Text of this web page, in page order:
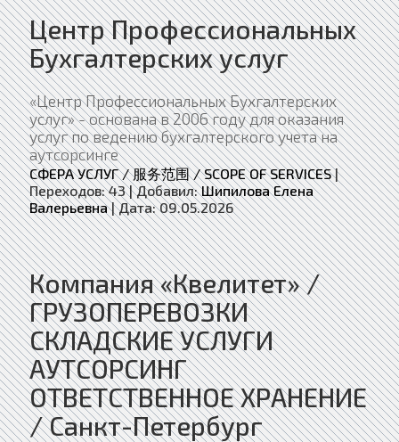
Центр Профессиональных
Бухгалтерских услуг
«Центр Профессиональных Бухгалтерских
услуг» - основана в 2006 году для оказания
услуг по ведению бухгалтерского учета на
аутсорсинге
СФЕРА УСЛУГ / 服务范围 / SCOPE OF SERVICES|
Переходов: 43 |Добавил: Шипилова Елена
Валерьевна |Дата: 09.05.2026
Компания «Квелитет» /
ГРУЗОПЕРЕВОЗКИ
СКЛАДСКИЕ УСЛУГИ
АУТСОРСИНГ
ОТВЕТСТВЕННОЕ ХРАНЕНИЕ
/ Санкт-Петербург